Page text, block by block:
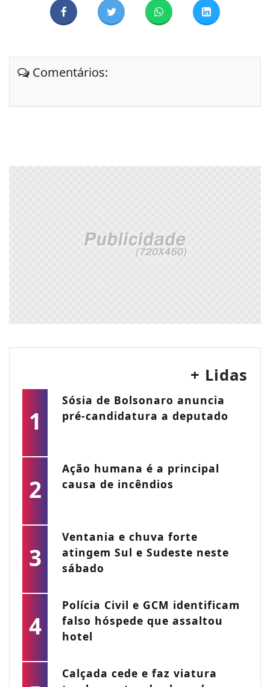
Comentários:
+ Lidas
1
Sósia de Bolsonaro anuncia
pré-candidatura a deputado
2
Ação humana é a principal
causa de incêndios
3
Ventania e chuva forte
atingem Sul e Sudeste neste
sábado
4
Polícia Civil e GCM identificam
falso hóspede que assaltou
hotel
Calçada cede e faz viatura